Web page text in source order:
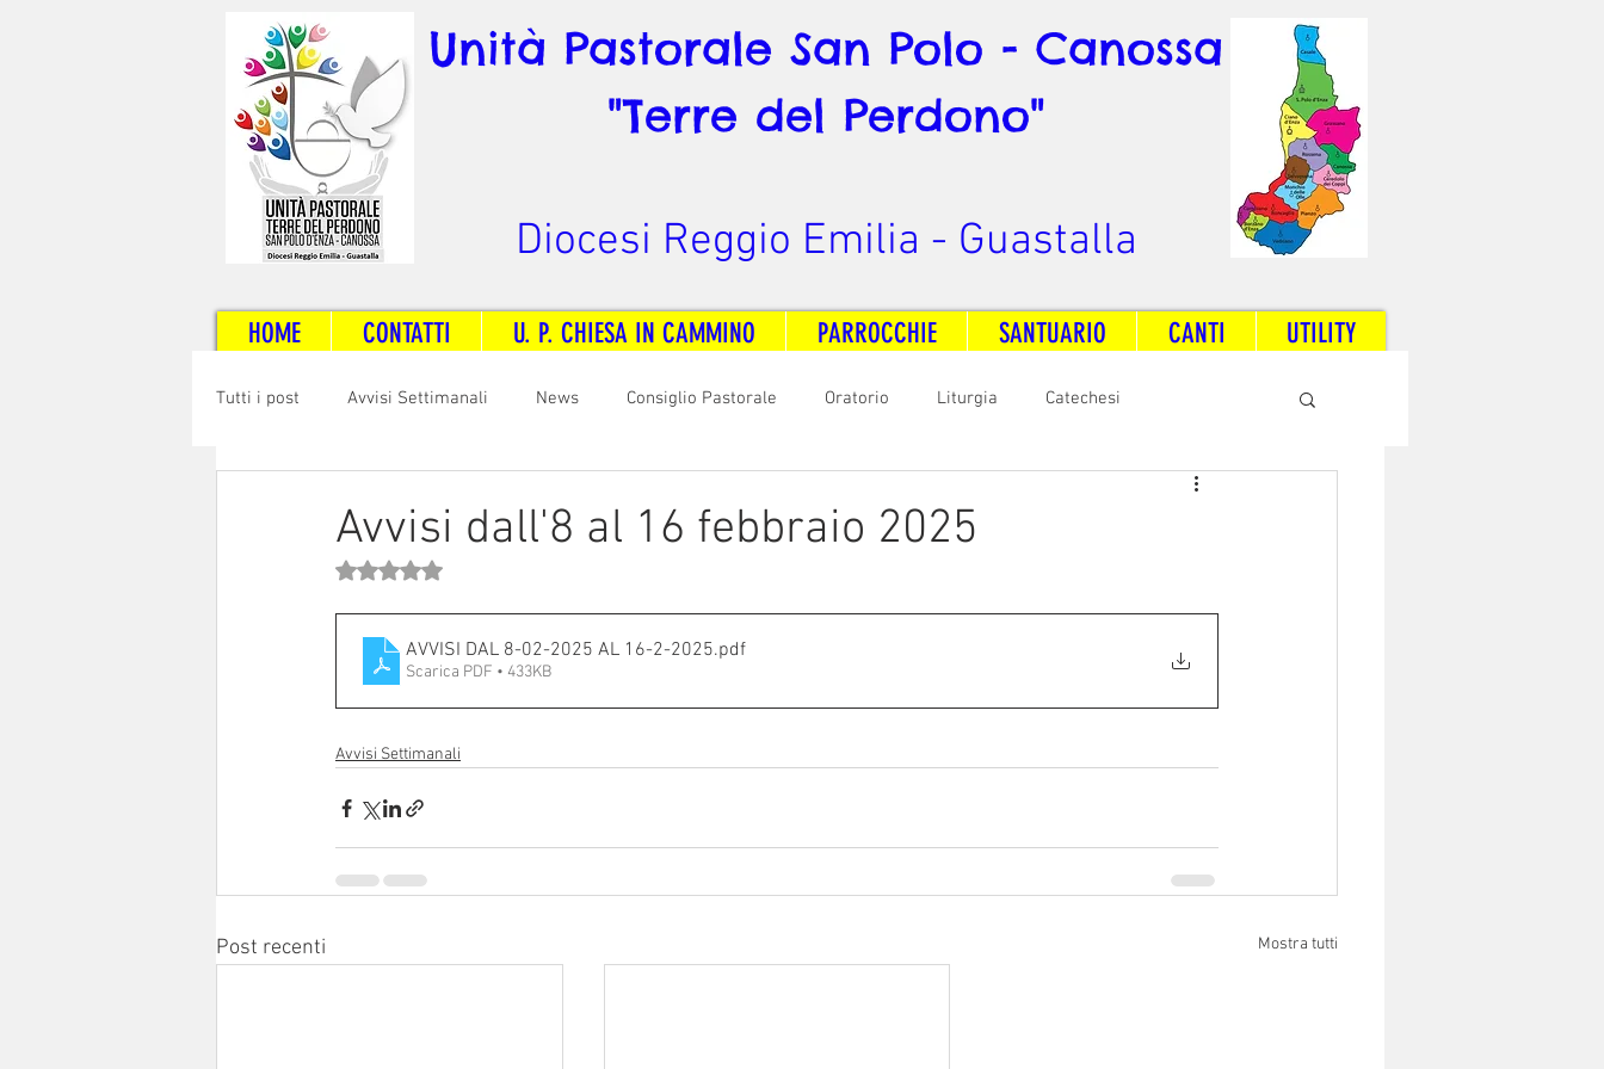
Unità Pastorale San Polo - Canossa
"Terre del Perdono"
Diocesi Reggio Emilia - Guastalla
HOME CONTATTI U. P. CHIESA IN CAMMINO PARROCCHIE SANTUARIO CANTI UTILITY
Tutti i post Avvisi Settimanali News Consiglio Pastorale Oratorio Liturgia Catechesi
Radio Dream Together
Avvisi dall'8 al 16 febbraio 2025
Valutazione NaN stelle su 5.
AVVISI DAL 8-02-2025 AL 16-2-2025.pdf
Scarica PDF • 433KB
Avvisi Settimanali
Post recenti Mostra tutti